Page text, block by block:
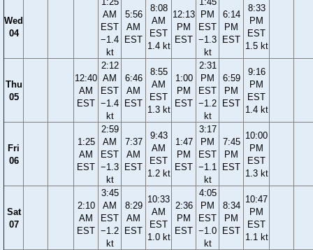
Wed
04
AM
EST
−1.4
kt
5:56
AM
EST
8:08
AM
EST
1.4 kt
12:13
PM
EST
PM
EST
−1.3
kt
6:14
PM
EST
8:33
PM
EST
1.5 kt
Thu
05
12:40
AM
EST
2:12
AM
EST
−1.4
kt
6:46
AM
EST
8:55
AM
EST
1.3 kt
1:00
PM
EST
2:31
PM
EST
−1.2
kt
6:59
PM
EST
9:16
PM
EST
1.4 kt
Fri
06
1:25
AM
EST
2:59
AM
EST
−1.3
kt
7:37
AM
EST
9:43
AM
EST
1.2 kt
1:47
PM
EST
3:17
PM
EST
−1.1
kt
7:45
PM
EST
10:00
PM
EST
1.3 kt
Sat
07
2:10
AM
EST
3:45
AM
EST
−1.2
kt
8:29
AM
EST
10:33
AM
EST
1.0 kt
2:36
PM
EST
4:05
PM
EST
−1.0
kt
8:34
PM
EST
10:47
PM
EST
1.1 kt